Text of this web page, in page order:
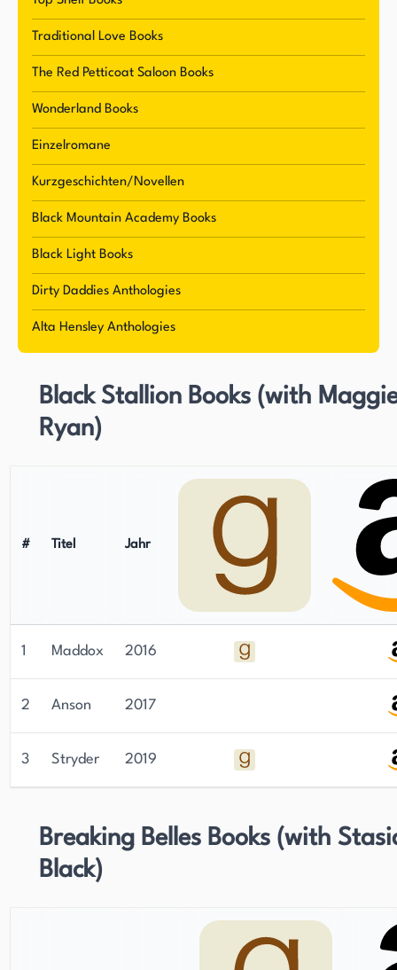
verbringen, die Küste zu erkunden und lokale
Geschichte schreibt oder die natürliche Schönheit
ihrer Umgebung auf sich wirken lässt, Hensleys
Liebe zum Leben und Erzählen strahlt in allem,
was sie tut, durch.
Traditional Love Books
The Red Petticoat Saloon Books
Wonderland Books
Einzelromane
Kurzgeschichten/Novellen
Black Mountain Academy Books
Black Light Books
Dirty Daddies Anthologies
Alta Hensley Anthologies
Black Stallion Books (with
Ryan)
# Titel Jahr
1 Maddox 2016
2 Anson 2017
3 Stryder 2019
Breaking Belles Books (with
Black)